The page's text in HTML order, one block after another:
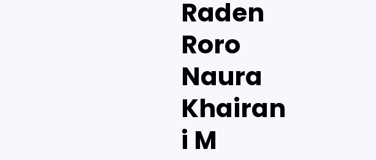
Raden
Roro
Naura
Khairan
i M